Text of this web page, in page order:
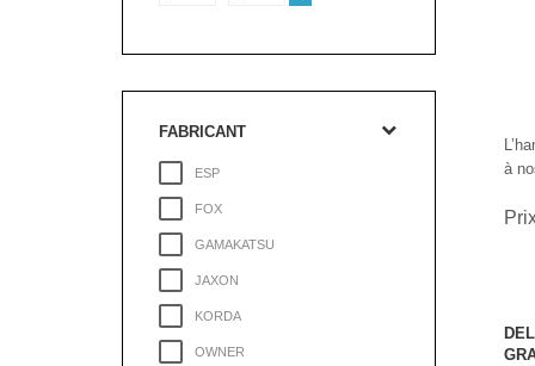
à
FABRICANT
ESP
FOX
GAMAKATSU
JAXON
KORDA
OWNER